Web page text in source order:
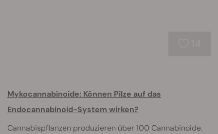
Mykocannabinoide: Können Pilze auf das
Endocannabinoid-System wirken?
Cannabispflanzen produzieren über 100 Cannabinoide.